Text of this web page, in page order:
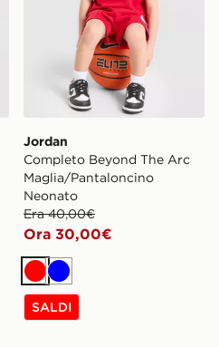
Jordan
Completo Beyond The Arc
Maglia/Pantaloncino
Neonato
Era 40,00€
Ora 30,00€
Rosso
Blu
SALDI